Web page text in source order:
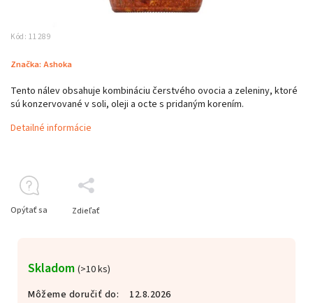
Kód: 11289
Značka: Ashoka
Skladom (>10 ks)
Môžeme doručiť do:
12.8.2026
Tento nálev obsahuje kombináciu čerstvého ovocia a zeleniny, ktoré
sú konzervované v soli, oleji a octe s pridaným korením.
Detailné informácie
Opýtať sa Zdieľať